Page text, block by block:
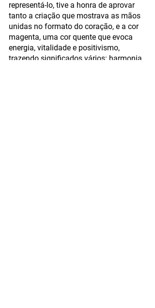
representá-lo, tive a honra de aprovar
tanto a criação que mostrava as mãos
unidas no formato do coração, e a cor
magenta, uma cor quente que evoca
energia, vitalidade e positivismo,
trazendo significados vários: harmonia,